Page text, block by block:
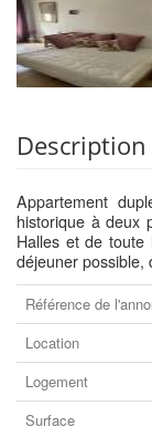
Description
Appartement
historique à deux
Halles et de toute
déjeuner possible,
Référence de
Location
Logement
Surface